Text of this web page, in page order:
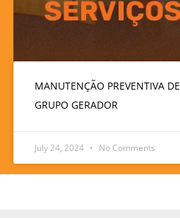
MANUTENÇÃO PREVENTIVA DE
GRUPO GERADOR
July 24, 2024 No Comments